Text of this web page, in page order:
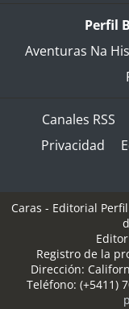
Perfil
Aventuras Na
Canales RSS
Privacidad
Caras - Editorial Perfil
Registro de la
Dirección:
Teléfono: (+5411)